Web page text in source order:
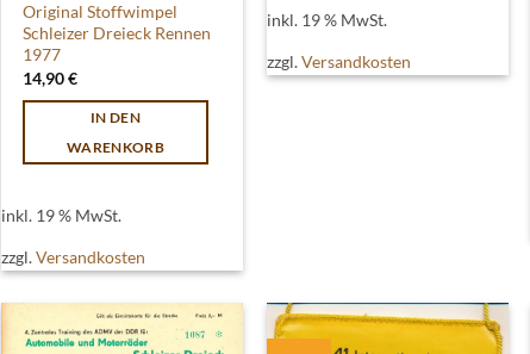
Original Stoffwimpel
Schleizer Dreieck Rennen
1977
14,90€
IN DEN
WARENKORB
inkl. 19 % MwSt.
zzgl.Versandkosten
inkl. 19 % MwSt.
zzgl.Versandkosten